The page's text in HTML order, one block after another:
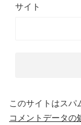
サイト
このサイトはスパ
コメントデータの